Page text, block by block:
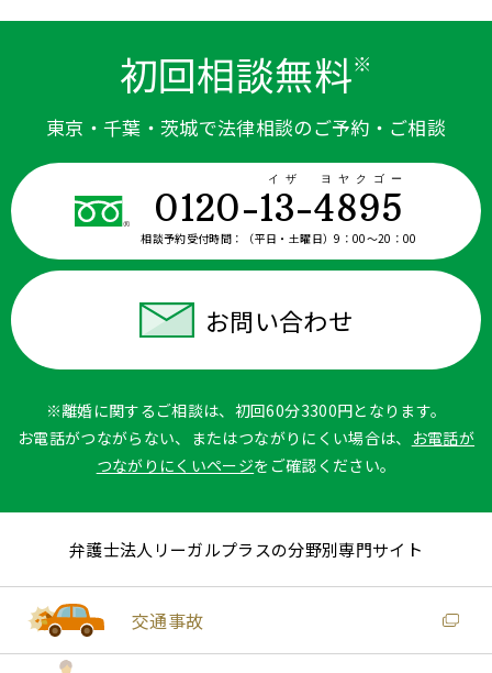
初回相談無料※
東京・千葉・茨城で法律相談のご予約・ご相談
0120-13-4895
イザ ヨヤクゴー
相談予約受付時間： （平日・土曜日）9：00〜20：00
お問い合わせ
※離婚に関するご相談は、初回60分3300円となります。
お電話がつながらない、またはつながりにくい場合は、 お電話が
つながりにくいページをご確認ください。
弁護士法人リーガルプラスの分野別専門サイト
交通事故